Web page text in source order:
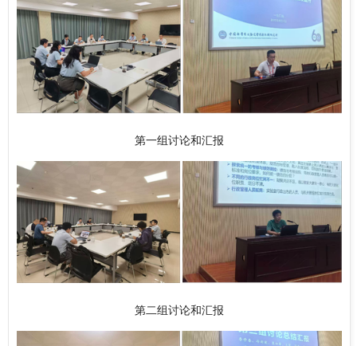
第一组讨论和汇报
第二组讨论和汇报